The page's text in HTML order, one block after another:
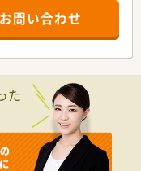
クスできる空間を提供
設、居宅介護支援事業所
イン業務です。
ってます。
丁寧に指導しますの安心
お問い合わせ
た